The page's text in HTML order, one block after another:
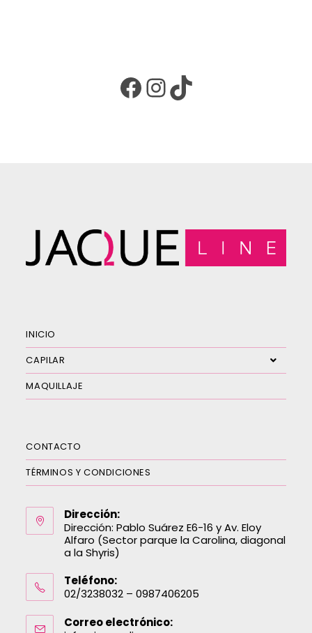
INICIO
CAPILAR
MAQUILLAJE
CONTACTO
TÉRMINOS Y CONDICIONES
Dirección:
Dirección: Pablo Suárez E6-16 y Av. Eloy
Alfaro (Sector parque la Carolina, diagonal
a la Shyris)
Teléfono:
02/3238032 – 0987406205
Correo electrónico: